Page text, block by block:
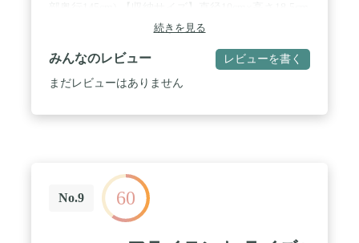
/ 【重 量】355g 【使用人数】1～2人用 【出入口
数】前後2ヵ所 / 【底部仕様】底割れ式(紐3ヵ所)
【ベンチレーター数】前後2ヵ所(φ14cm、外周43cm)
/ 【カラー】マスタード 【生産国】日本 ※ポール、
ストック、ロープは付属しておりません。
続きを見る
みんなのレビュー レビューを書く
まだレビューはありません
No.9 60